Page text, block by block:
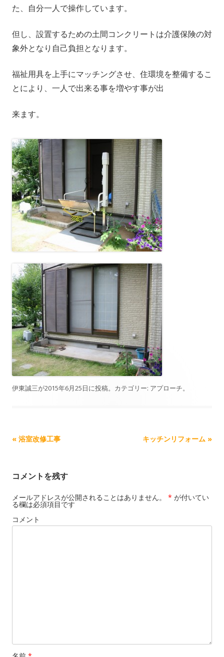
た、自分一人で操作しています。
但し、設置するための土間コンクリートは介護保険の対
象外となり自己負担となります。
福祉用具を上手にマッチングさせ、住環境を整備するこ
とにより、一人で出来る事を増やす事が出
来ます。
伊東誠三が2015年6月25日に投稿。カテゴリー: アプローチ。
記事ナビゲーション
« 浴室改修工事 キッチンリフォーム »
コメントを残す
メールアドレスが公開されることはありません。 * が付いてい
る欄は必須項目です
コメント